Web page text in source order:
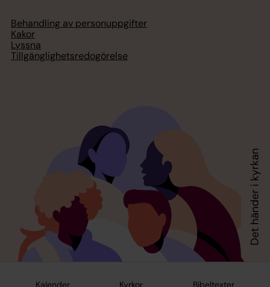
Kalender Kyrkor Bibeltexter
Behandling av personuppgifter
Kakor
Lyssna
Tillgänglighetsredogörelse